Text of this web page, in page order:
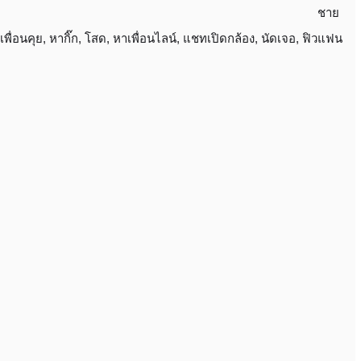
ชาย
พื่อนคุย, หากิ๊ก, โสด, หาเพื่อนไลน์, แชทเปิดกล้อง, นัดเจอ, ฟิวแฟน